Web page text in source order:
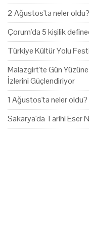
2 Ağustos'ta neler oldu?
Çorum'da 5 kişilik
Türkiye Kültür Yolu
Malazgirt'te Gün
İzlerini Güçlendiriyor
1 Ağustos'ta neler oldu?
Sakarya'da Tarihi Eser